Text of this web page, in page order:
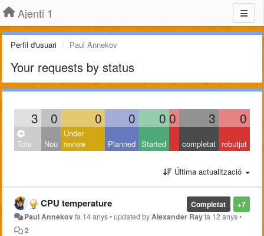
Ajenti 1
Perfil d'usuari Paul Annekov
Your requests by status
3 0 0 0 0 0 3 0
Tots Nou
Under
review
Planned Started completat rebutjat
Última actualització
+7
Completat
CPU temperature
Paul Annekovfa 14 anys•updated byAlexander Rayfa 12 anys•
2